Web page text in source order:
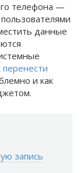
телефона —
данные
перенести
и как
запись